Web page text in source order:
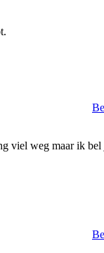
viel weg maar ik bel